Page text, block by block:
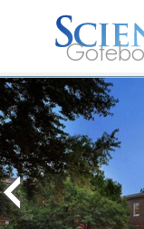
L. Ron
Hubbard
Vad är